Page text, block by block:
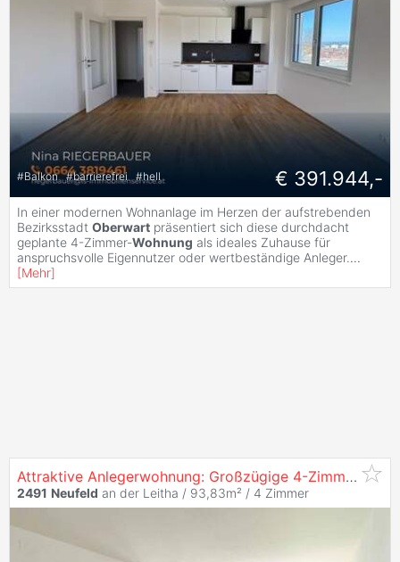
#Balkon #barrierefrei #hell € 391.944,-
In einer modernen Wohnanlage im Herzen der aufstrebenden
Bezirksstadt Oberwart präsentiert sich diese durchdacht
geplante 4-Zimmer-Wohnung als ideales Zuhause für
anspruchsvolle Eigennutzer oder wertbeständige Anleger....
[Mehr]
Attraktive Anlegerwohnung: Großzügige 4-Zimmer-
2491 Neufeld an der Leitha / 93,83m² / 4 Zimmer